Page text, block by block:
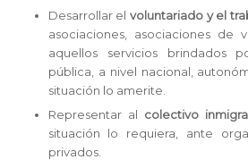
Desarrollar el voluntariado y el
asociaciones, asociaciones de
aquellos servicios brindados
pública, a nivel nacional,
situación lo amerite.
Representar al colectivo
situación lo requiera, ante
privados.